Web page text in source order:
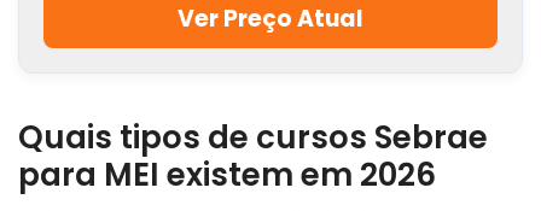
Ver Preço Atual
Quais tipos de cursos Sebrae
para MEI existem em 2026